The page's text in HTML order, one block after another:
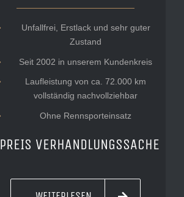
Unfallfrei, Erstlack und sehr guter
Zustand
Seit 2002 in unserem Kundenkreis
Laufleistung von ca. 72.000 km
vollständig nachvollziehbar
Ohne Rennsporteinsatz
PREIS VERHANDLUNGSSACHE